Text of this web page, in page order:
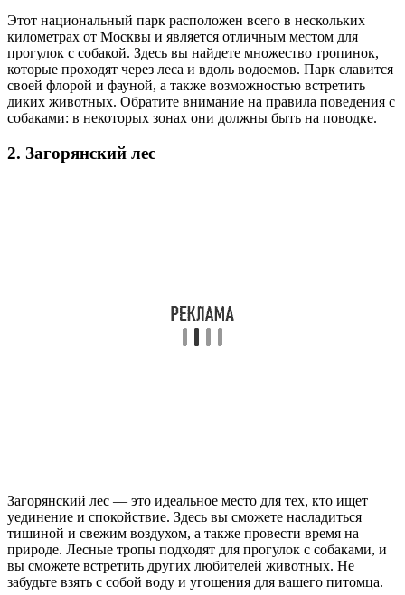
Этот национальный парк расположен всего в нескольких
километрах от Москвы и является отличным местом для
прогулок с собакой. Здесь вы найдете множество тропинок,
которые проходят через леса и вдоль водоемов. Парк славится
своей флорой и фауной, а также возможностью встретить
диких животных. Обратите внимание на правила поведения с
собаками: в некоторых зонах они должны быть на поводке.
2. Загорянский лес
Загорянский лес — это идеальное место для тех, кто ищет
уединение и спокойствие. Здесь вы сможете насладиться
тишиной и свежим воздухом, а также провести время на
природе. Лесные тропы подходят для прогулок с собаками, и
вы сможете встретить других любителей животных. Не
забудьте взять с собой воду и угощения для вашего питомца.